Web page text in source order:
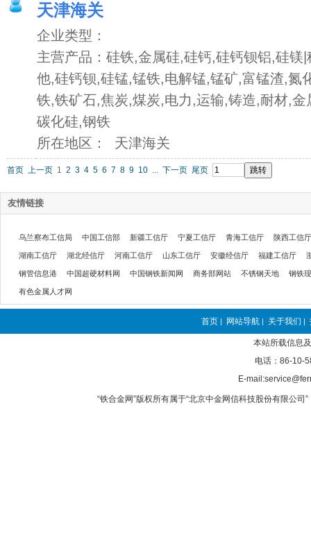
天津海关
企业类型：
主营产品：硅铁,金属硅,硅钙,硅钙钡铝,硅镁
他,硅钙钡,硅锰,锰铁,电解锰,锰矿,富锰渣,氮
铁,铁矿石,焦炭,煤炭,电力,运输,铸造,耐材,
碳化硅,钢铁
所在地区： 天津海关
首页 上一页 1 2 3 4 5 6 7 8 9 10 ... 下一页 尾页
友情链接
乌兰察布工信局 中国工信部 新疆工信厅 宁夏工信厅 青海工信厅 陕西工信厅
湖南工信厅 湖北经信厅 河南工信厅 山东工信厅 安徽经信厅 福建工信厅
钢管信息港 中国超硬材料网 中国钢铁新闻网 商务部网站 不锈钢天地 钢铁
有色金属人才网
首页 | 网站导航 | 关于我们 |
本站所载信息
电话：86-10-
E-
“铁合金网”版权所有属于“北京中金网信科技股份有限公司